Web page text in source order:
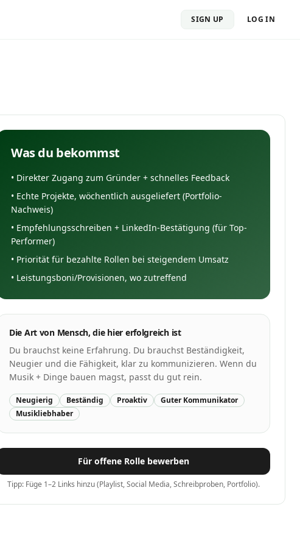
SIGN UP LOG IN
Was du bekommst
• Direkter Zugang zum Gründer + schnelles Feedback
• Echte Projekte, wöchentlich ausgeliefert (Portfolio-
Nachweis)
• Empfehlungsschreiben + LinkedIn-Bestätigung (für Top-
Performer)
• Priorität für bezahlte Rollen bei steigendem Umsatz
• Leistungsboni/Provisionen, wo zutreffend
Die Art von Mensch, die hier erfolgreich ist
Du brauchst keine Erfahrung. Du brauchst Beständigkeit,
Neugier und die Fähigkeit, klar zu kommunizieren. Wenn du
Musik + Dinge bauen magst, passt du gut rein.
Neugierig Beständig Proaktiv
Guter Kommunikator
Musikliebhaber
Für offene Rolle bewerben
Tipp: Füge 1–2 Links hinzu (Playlist, Social Media, Schreibproben, Portfolio).